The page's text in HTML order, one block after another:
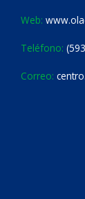
Web:
Teléfono:
Correo: